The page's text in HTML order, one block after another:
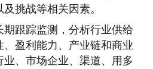
挑战等相关因素。
跟踪监测，分析行业供给
盈利能力、产业链和商业
、市场企业、渠道、用多